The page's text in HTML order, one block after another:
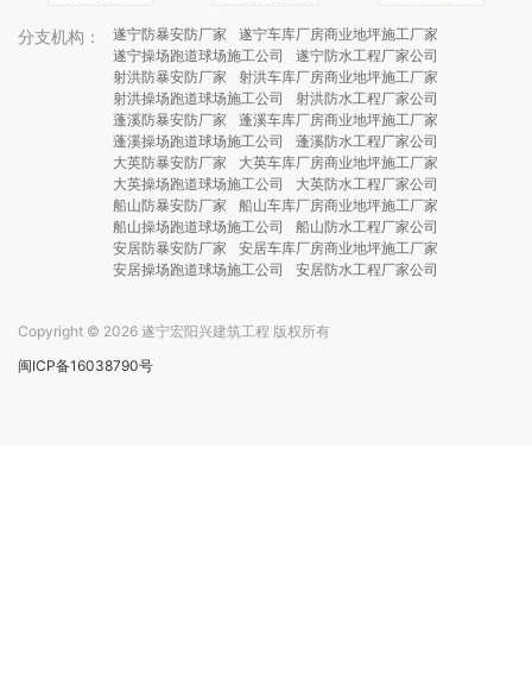
分支机构： 遂宁防暴安防厂家
遂宁车库厂房商业地坪施工厂家
遂宁操场跑道球场施工公司
遂宁防水工程厂家公司
射洪防暴安防厂家
射洪车库厂房商业地坪施工厂家
射洪操场跑道球场施工公司
射洪防水工程厂家公司
蓬溪防暴安防厂家
蓬溪车库厂房商业地坪施工厂家
蓬溪操场跑道球场施工公司
蓬溪防水工程厂家公司
大英防暴安防厂家
大英车库厂房商业地坪施工厂家
大英操场跑道球场施工公司
大英防水工程厂家公司
船山防暴安防厂家
船山车库厂房商业地坪施工厂家
船山操场跑道球场施工公司
船山防水工程厂家公司
安居防暴安防厂家
安居车库厂房商业地坪施工厂家
安居操场跑道球场施工公司
安居防水工程厂家公司
Copyright © 2026 遂宁宏阳兴建筑工程 版权所有
闽ICP备16038790号